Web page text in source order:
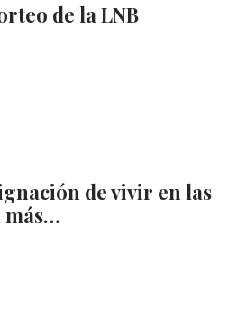
de la LNB
de vivir en las
más…